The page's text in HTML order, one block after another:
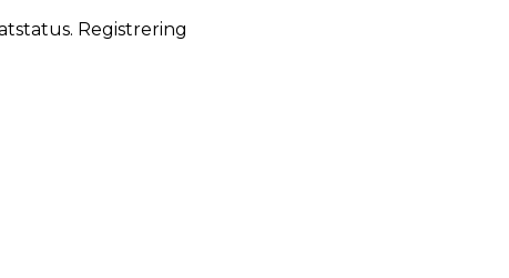
Registrering